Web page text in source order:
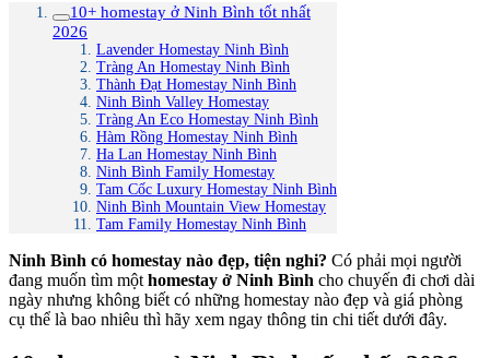
10+ homestay ở Ninh Bình tốt nhất
2026
Lavender Homestay Ninh Bình
Tràng An Homestay Ninh Bình
Thành Đạt Homestay Ninh Bình
Ninh Bình Valley Homestay
Tràng An Eco Homestay Ninh Bình
Hàm Rồng Homestay Ninh Bình
Ha Lan Homestay Ninh Bình
Ninh Bình Family Homestay
Tam Cốc Luxury Homestay Ninh Bình
Ninh Bình Mountain View Homestay
Tam Family Homestay Ninh Bình
Ninh Bình có homestay nào đẹp, tiện nghi? Có phải mọi người
đang muốn tìm một homestay ở Ninh Bình cho chuyến đi chơi dài
ngày nhưng không biết có những homestay nào đẹp và giá phòng
cụ thể là bao nhiêu thì hãy xem ngay thông tin chi tiết dưới đây.